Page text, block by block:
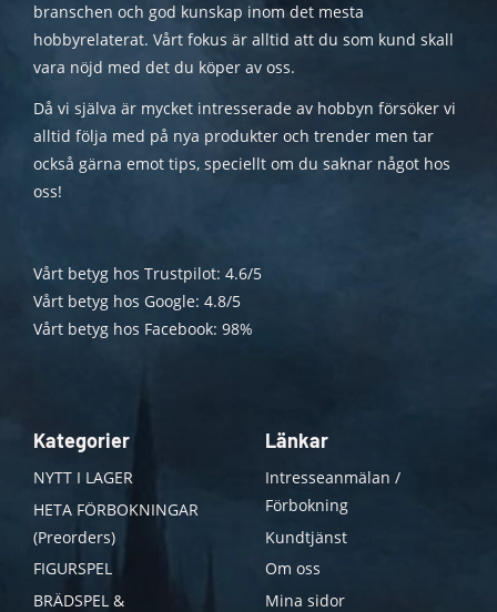
branschen och god kunskap inom det mesta
hobbyrelaterat. Vårt fokus är alltid att du som kund skall
vara nöjd med det du köper av oss.
Då vi själva är mycket intresserade av hobbyn försöker vi
alltid följa med på nya produkter och trender men tar
också gärna emot tips, speciellt om du saknar något hos
oss!
Vårt betyg hos Trustpilot: 4.6/5
Vårt betyg hos Google: 4.8/5
Vårt betyg hos Facebook: 98%
Kategorier
NYTT I LAGER
HETA FÖRBOKNINGAR
(Preorders)
FIGURSPEL
BRÄDSPEL &
Länkar
Intresseanmälan /
Förbokning
Kundtjänst
Om oss
Mina sidor